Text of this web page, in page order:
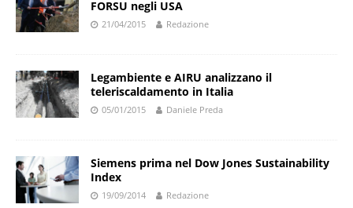
FORSU negli USA
21/04/2015 Redazione
Legambiente e AIRU analizzano il
teleriscaldamento in Italia
05/01/2015 Daniele Preda
Siemens prima nel Dow Jones Sustainability
Index
19/09/2014 Redazione